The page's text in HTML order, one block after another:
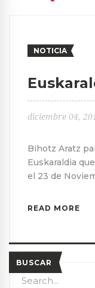
NOTICIA
diciembre 04,
Bihotz Aratz
Euskaraldia
el 23 de
READ MORE
BUSCAR
Search